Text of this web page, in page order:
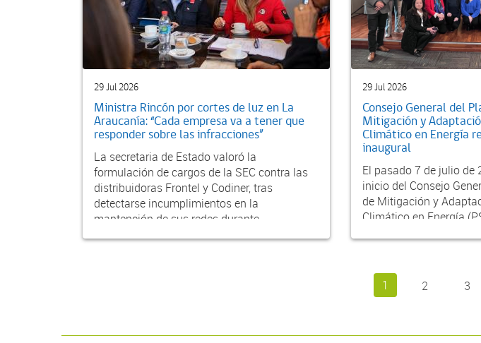
29 Jul 2026
Ministra Rincón por cortes de luz en La
Araucanía: “Cada empresa va a tener que
responder sobre las infracciones”
La secretaria de Estado valoró la
formulación de cargos de la SEC contra las
distribuidoras Frontel y Codiner, tras
detectarse incumplimientos en la
mantención de sus redes durante...
29 Jul 2026
Consejo General del
Mitigación y
Climático en Energía
inaugural
El pasado 7 de julio de
inicio del Consejo
de Mitigación y
Climático en Energía
1 2 3